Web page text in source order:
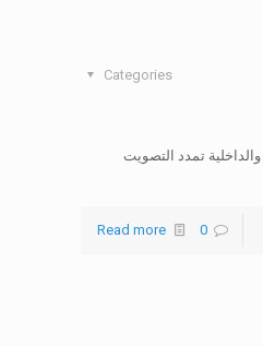
Categories
والداخلية تمدد التصويت
0
Read more